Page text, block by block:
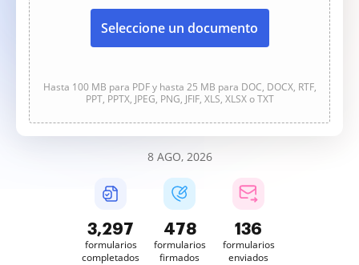
Seleccione un documento
Hasta 100 MB para PDF y hasta 25 MB para DOC, DOCX, RTF,
PPT, PPTX, JPEG, PNG, JFIF, XLS, XLSX o TXT
8 AGO, 2026
3,298
formularios
completados
478
formularios
firmados
136
formularios
enviados